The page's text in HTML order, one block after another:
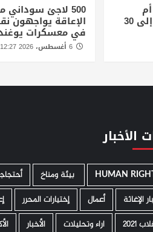
درمان.. ولوح الثلج يقفز إلى 30
500 لاجئ
الإعاقة يواجهون
في معسكرات
6 أغسطس، 2026 12:27 م
الأخبار
HUMAN ­ بيئة ومناخ
الإغاثة
أعمال إختيارات المحرر
2021
اراء وتحليلات الأخبار